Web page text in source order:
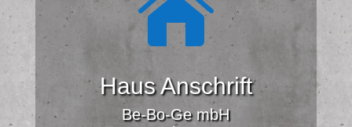
Haus Anschrift
Be-Bo-Ge mbH